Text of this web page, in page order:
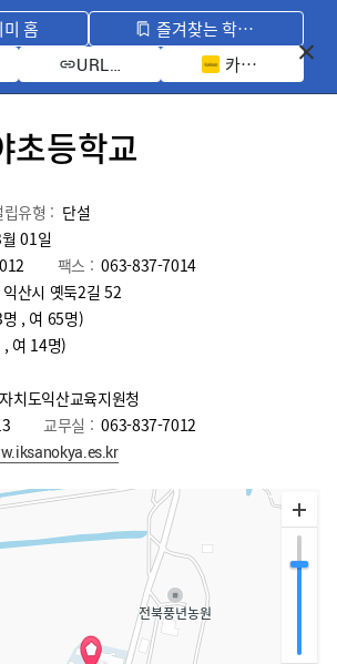
홈
즐겨찾는 학교 모아보기
택
URL 복사 카카오톡 공유
초등학교
립유형 : 단설
01일
팩스 : 063-837-7014
산시 옛둑2길 52
, 여 65명)
여 14명)
치도익산교육지원청
교무실 : 063-837-7012